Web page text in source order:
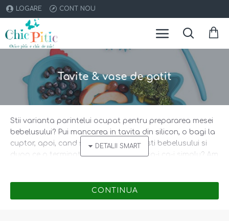
LOGARE CONT NOU
Tavite & vase de gatit
Stii varianta parintelui ocupat pentru prepararea mesei
bebelusului? Pui mancarea in tavita din silicon, o bagi la
cuptor, apoi, cand se raceste, o servesti bebelusului si
dupa ce a terminat o pui la frigider. Asa-i ca-i simplu? Am
CONTINUA